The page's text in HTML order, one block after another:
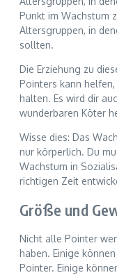
Punkt im Wachstum
Altersgruppen, in
sollten.
Die Erziehung zu
Pointers kann
halten. Es wird dir
wunderbaren Köter
Wisse dies: Das
nur körperlich. Du
Wachstum in
richtigen Zeit
Größe und
Nicht alle Pointer
haben. Einige
Pointer. Einige